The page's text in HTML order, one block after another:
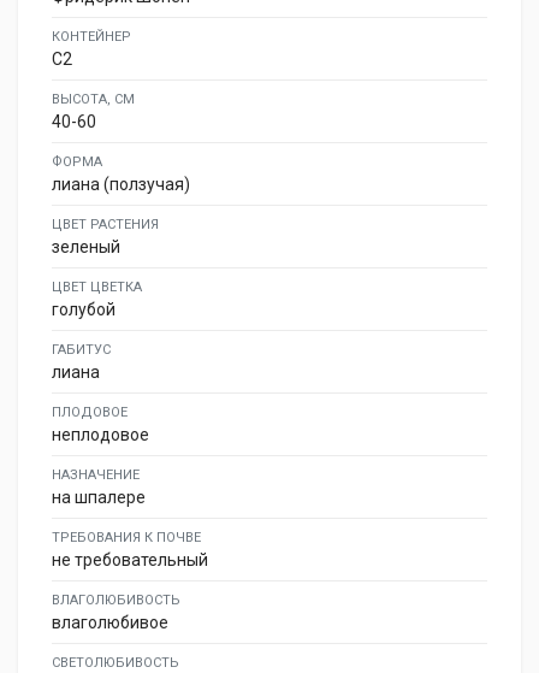
КОНТЕЙНЕР
C2
ВЫСОТА, СМ
40-60
ФОРМА
лиана (ползучая)
ЦВЕТ РАСТЕНИЯ
зеленый
ЦВЕТ ЦВЕТКА
голубой
ГАБИТУС
лиана
ПЛОДОВОЕ
неплодовое
НАЗНАЧЕНИЕ
на шпалере
ТРЕБОВАНИЯ К ПОЧВЕ
не требовательный
ВЛАГОЛЮБИВОСТЬ
влаголюбивое
СВЕТОЛЮБИВОСТЬ